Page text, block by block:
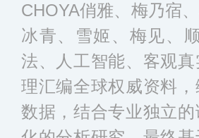
CHOYA俏雅、梅乃宿
冰青、雪姬、梅见、
法、人工智能、客观
理汇编全球权威资料
数据，结合专业独立